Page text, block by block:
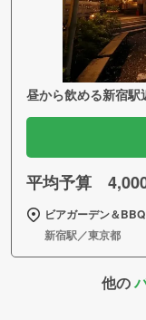
昼から飲める新宿
平均予算
ビアガーデン＆
新宿駅／東京都
他の